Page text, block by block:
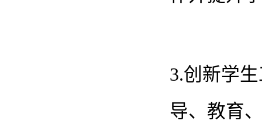
3.创新学
导、教育